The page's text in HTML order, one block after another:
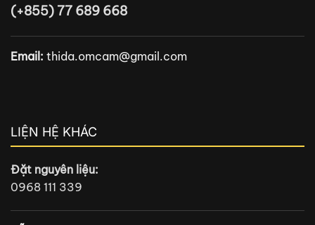
(+855) 77 689 668
Email: thida.omcam@gmail.com
LIỆN HỆ KHÁC
Đặt nguyên liệu:
0968 111 339